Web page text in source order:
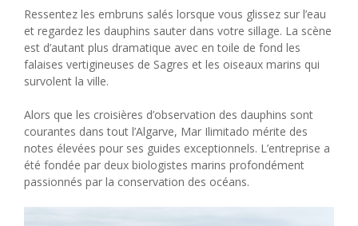
Ressentez les embruns salés lorsque vous glissez sur l’eau
et regardez les dauphins sauter dans votre sillage. La scène
est d’autant plus dramatique avec en toile de fond les
falaises vertigineuses de Sagres et les oiseaux marins qui
survolent la ville.
Alors que les croisières d’observation des dauphins sont
courantes dans tout l’Algarve, Mar Ilimitado mérite des
notes élevées pour ses guides exceptionnels. L’entreprise a
été fondée par deux biologistes marins profondément
passionnés par la conservation des océans.